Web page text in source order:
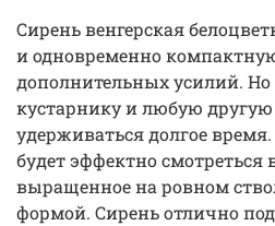
Сирень венгерская
и одновременно
дополнительных усилий.
кустарнику и любую другую
удерживаться долгое
будет эффектно
выращенное на ровном
формой. Сирень отлично